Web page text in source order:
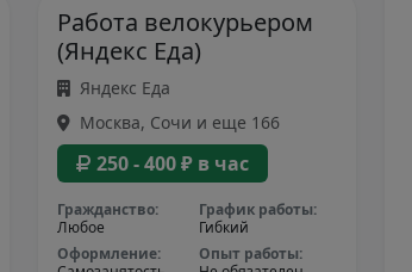
Работа велокурьером
(Яндекс Еда)
Яндекс Еда
Москва, Сочи и еще 166
250 - 400 ₽ в час
Гражданство:
Любое
График работы:
Гибкий
Оформление:
Опыт работы: